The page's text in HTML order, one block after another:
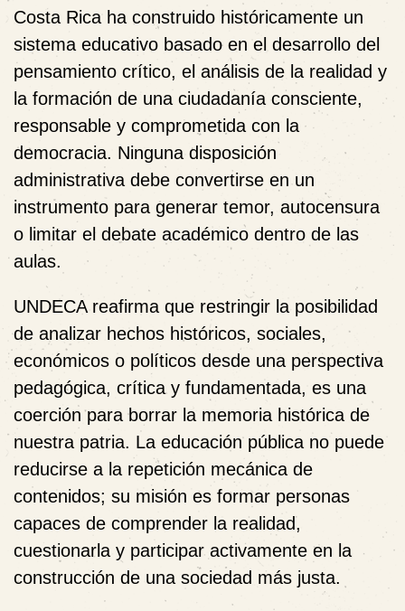
Costa Rica ha construido históricamente un
sistema educativo basado en el desarrollo del
pensamiento crítico, el análisis de la realidad y
la formación de una ciudadanía consciente,
responsable y comprometida con la
democracia. Ninguna disposición
administrativa debe convertirse en un
instrumento para generar temor, autocensura
o limitar el debate académico dentro de las
aulas.
UNDECA reafirma que restringir la posibilidad
de analizar hechos históricos, sociales,
económicos o políticos desde una perspectiva
pedagógica, crítica y fundamentada, es una
coerción para borrar la memoria histórica de
nuestra patria. La educación pública no puede
reducirse a la repetición mecánica de
contenidos; su misión es formar personas
capaces de comprender la realidad,
cuestionarla y participar activamente en la
construcción de una sociedad más justa.